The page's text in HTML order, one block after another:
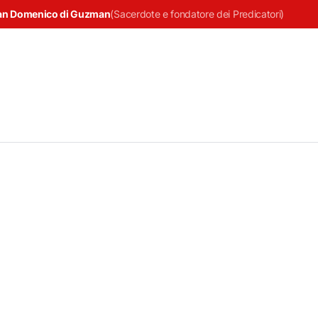
Domenico di Guzman(Sacerdote e fondatore dei Predicatori)